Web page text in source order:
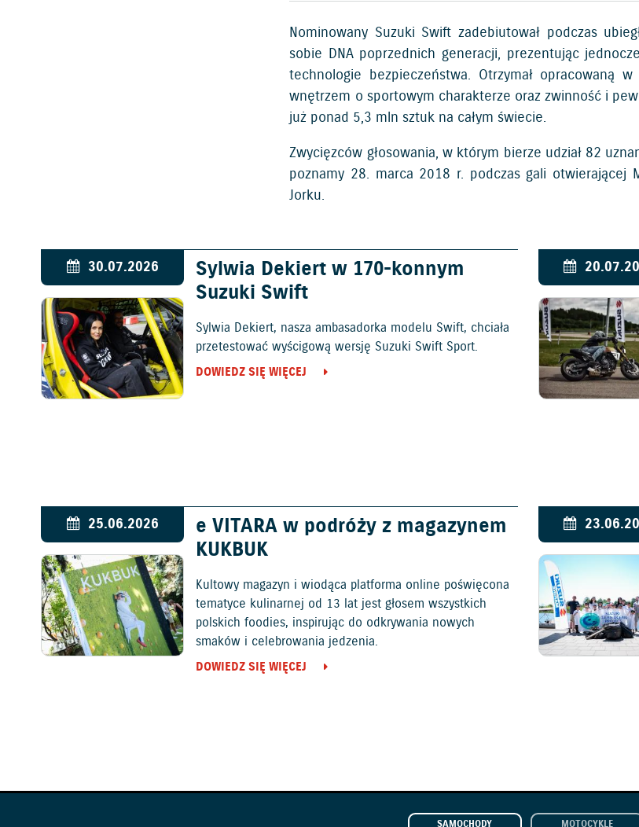
Nominowany Suzuki Swift zadebiutował podczas
sobie DNA poprzednich generacji, prezentując
technologie bezpieczeństwa. Otrzymał opracowaną
wnętrzem o sportowym charakterze oraz zwinność i
już ponad 5,3 mln sztuk na całym świecie.
Zwycięzców głosowania, w którym bierze udział 82
poznamy 28. marca 2018 r. podczas gali otwierającej
Jorku.
30.07.2026
Sylwia Dekiert w 170-konnym
Suzuki Swift
Sylwia Dekiert, nasza ambasadorka modelu Swift, chciała
przetestować wyścigową wersję Suzuki Swift Sport.
DOWIEDZ SIĘ WIĘCEJ
25.06.2026
e VITARA w podróży z magazynem
KUKBUK
Kultowy magazyn i wiodąca platforma online poświęcona
tematyce kulinarnej od 13 lat jest głosem wszystkich
polskich foodies, inspirując do odkrywania nowych
smaków i celebrowania jedzenia.
DOWIEDZ SIĘ WIĘCEJ